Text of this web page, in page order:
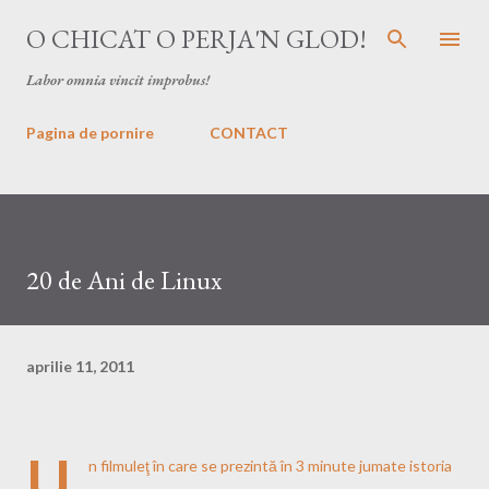
Treceți la conținutul principal
O CHICAT O PERJA'N GLOD!
Labor omnia vincit improbus!
Pagina de pornire CONTACT
20 de Ani de Linux
aprilie 11, 2011
n filmuleţ în care se prezintă în 3 minute jumate istoria